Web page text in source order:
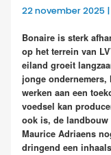
22 november 2025
Bonaire is sterk
op het terrein van
eiland groeit
jonge
werken aan een
voedsel kan
ook is, de
Maurice Adriaens
dringend een